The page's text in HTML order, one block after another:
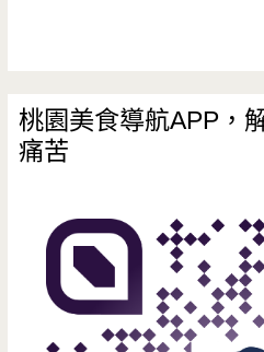
桃園美食導航APP，
痛苦